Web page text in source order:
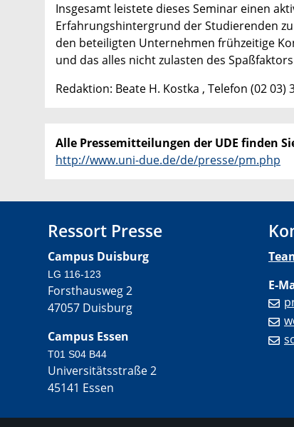
Insgesamt leistete dieses Seminar einen
Erfahrungshintergrund der Studierenden
den beteiligten Unternehmen frühzeitige
und das alles nicht zulasten des
Redaktion: Beate H. Kostka , Telefon (02 03)
Alle Pressemitteilungen der UDE finden
http://www.uni-due.de/de/presse/pm.php
Ressort Presse
Campus Duisburg
LG 116-123
Forsthausweg 2
47057 Duisburg
Campus Essen
T01 S04 B44
Universitätsstraße 2
45141 Essen
E-